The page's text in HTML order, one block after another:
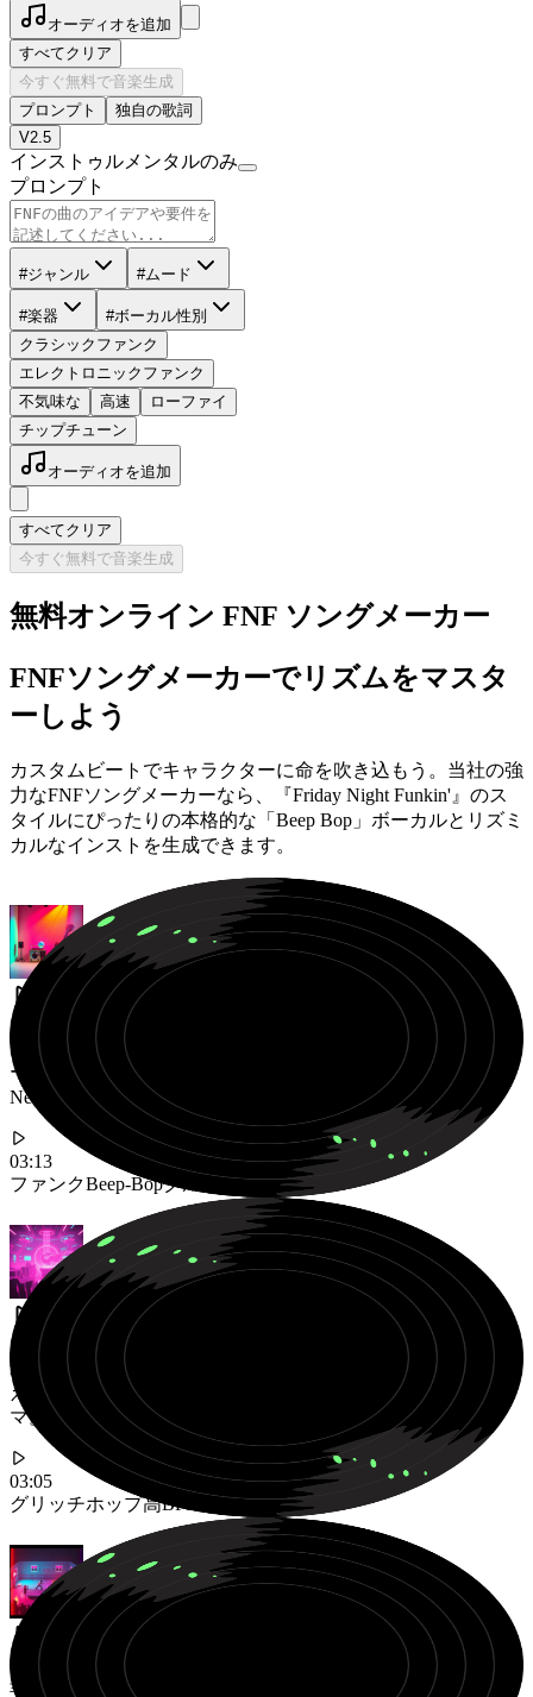
オーディオを追加
すべてクリア
今すぐ無料で音楽生成
プロンプト
独自の歌詞
V2.5
インストゥルメンタルのみ
プロンプト
#ジャンル #ムード
#楽器
#ボーカル性別
クラシックファンク
エレクトロニックファンク
不気味な
高速
ローファイ
チップチューン
オーディオを追加
すべてクリア
今すぐ無料で音楽生成
無料オンライン FNF ソングメーカー
FNFソングメーカーでリズムをマスタ
ーしよう
カスタムビートでキャラクターに命を吹き込もう。当社の強
力なFNFソングメーカーなら、『Friday Night Funkin'』のス
タイルにぴったりの本格的な「Beep Bop」ボーカルとリズミ
カルなインストを生成できます。
キャッチーな「Beep-Bop」ボーカルシンセメロディとグル
ーヴィーなブレイクビートが特徴の、アップビートな
Newgroundsスタイルのファンク。
03:13
ファンクBeep-Bopグルーヴィー
最終フェーズのための、高速アルペジオと歪んだベースを備
えたハイスピードでカオスなグリッチホップ・バトルテー
マ。
03:05
グリッチホップ高BPM ボス戦
幸せなメロディを持つレトロな32ビット・チップチューン・